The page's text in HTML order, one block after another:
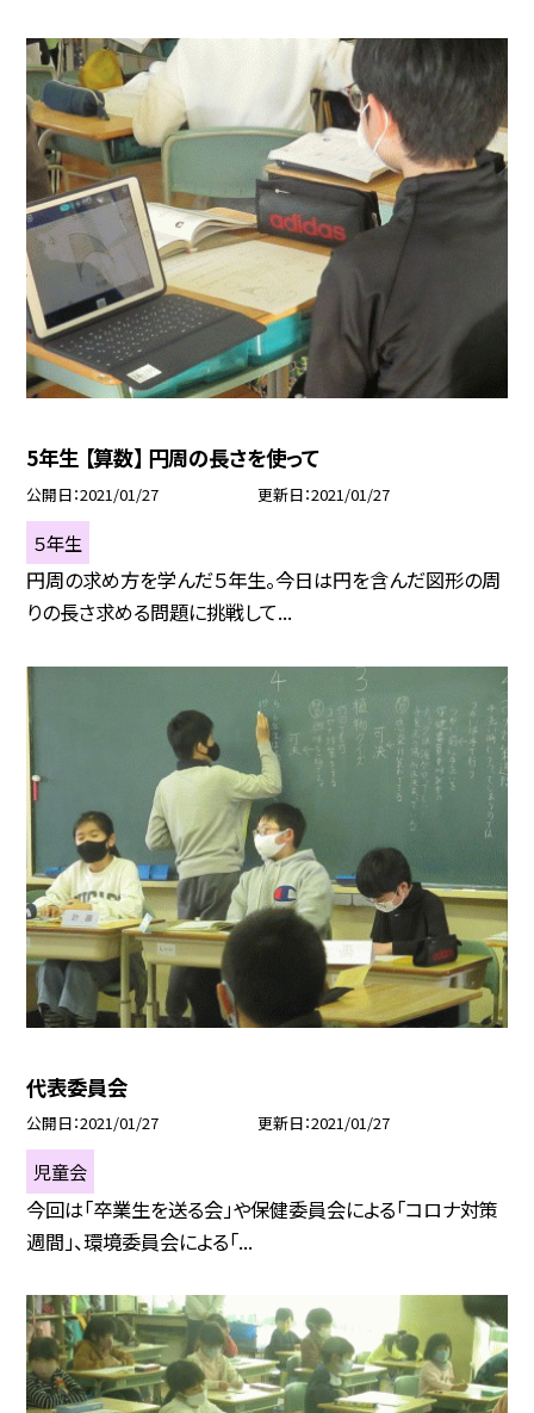
5年生 【算数】 円周の長さを使って
公開日 2021/01/27 更新日 2021/01/27
５年生
円周の求め方を学んだ５年生。今日は円を含んだ図形の周
りの長さ求める問題に挑戦して...
代表委員会
公開日 2021/01/27 更新日 2021/01/27
児童会
今回は「卒業生を送る会」や保健委員会による「コロナ対策
週間」、環境委員会による「...